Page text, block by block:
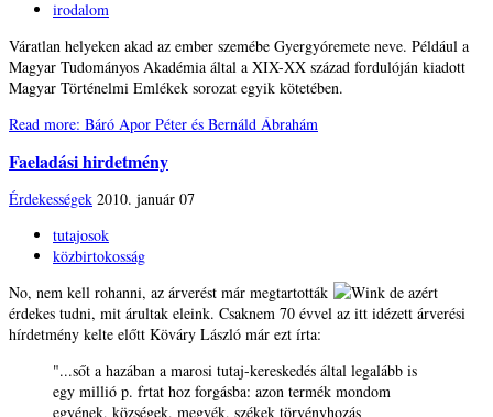
irodalom
Váratlan helyeken akad az ember szemébe Gyergyóremete neve. Például a
Magyar Tudományos Akadémia által a XIX-XX század fordulóján kiadott
Magyar Történelmi Emlékek sorozat egyik kötetében.
Read more: Báró Apor Péter és Bernáld Ábrahám
Faeladási hirdetmény
Érdekességek 2010. január 07
tutajosok
közbirtokosság
No, nem kell rohanni, az árverést már megtartották
de azért
érdekes tudni, mit árultak eleink. Csaknem 70 évvel az itt idézett árverési
hírdetmény kelte előtt Köváry László már ezt írta:
"...sőt a hazában a marosi tutaj-kereskedés által legalább is
egy millió p. frtat hoz forgásba: azon termék mondom
egyének, községek, megyék, székek törvényhozás